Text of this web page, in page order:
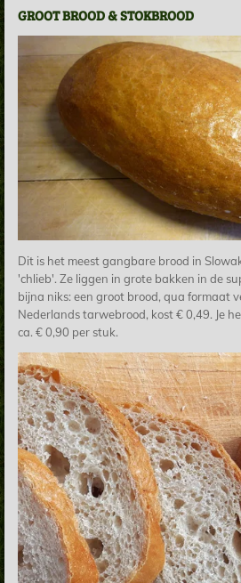
GROOT BROOD & STOKBROOD
Dit is het meest gangbare brood in
'chlieb'. Ze liggen in grote bakken in de
bijna niks: een groot brood, qua formaat
Nederlands tarwebrood, kost € 0,49. Je
ca. € 0,90 per stuk.